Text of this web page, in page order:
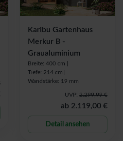
Karibu Gartenhaus
Merkur B -
Graualuminium
Breite: 400 cm |
Tiefe: 214 cm |
Wandstärke: 19 mm
UVP: 2.299,99 €
ab 2.119,00 €
Detail ansehen